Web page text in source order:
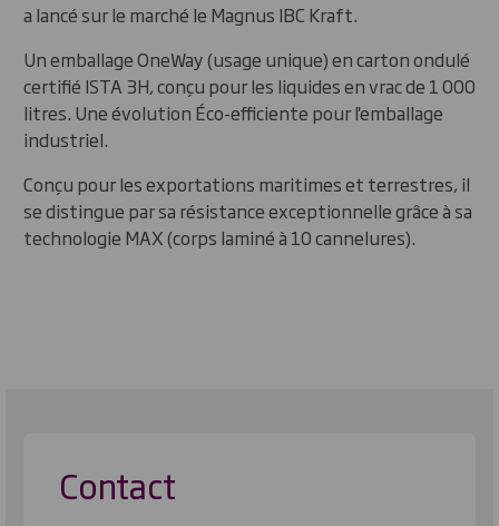
a lancé sur le marché le Magnus IBC Kraft.
Un emballage OneWay (usage unique) en carton ondulé
certifié ISTA 3H, conçu pour les liquides en vrac de 1 000
litres. Une évolution Éco-efficiente pour l'emballage
industriel.
Conçu pour les exportations maritimes et terrestres, il
se distingue par sa résistance exceptionnelle grâce à sa
technologie MAX (corps laminé à 10 cannelures).
Contact